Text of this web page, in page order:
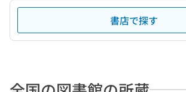
書店で探す